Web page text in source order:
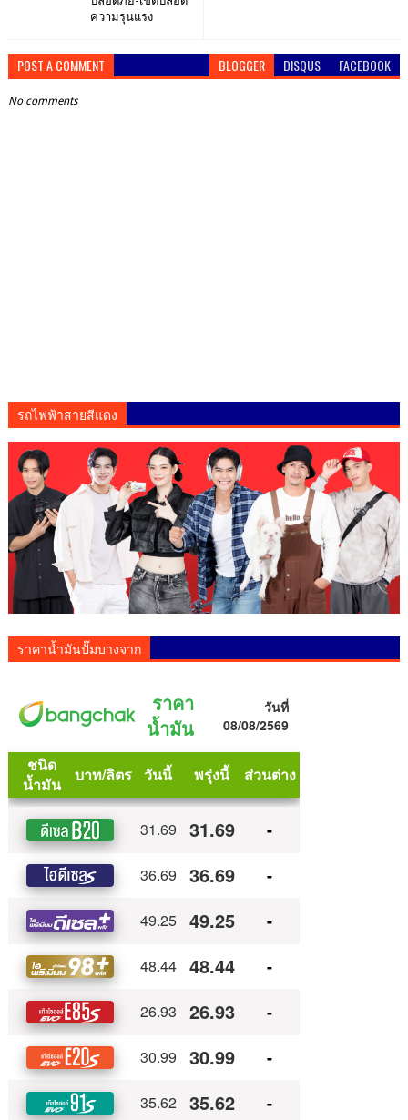
ความรุนแรง
POST A COMMENT BLOGGER DISQUS FACEBOOK
No comments
รถไฟฟ้าสายสีแดง
ราคาน้ำมันปั๊มบางจาก